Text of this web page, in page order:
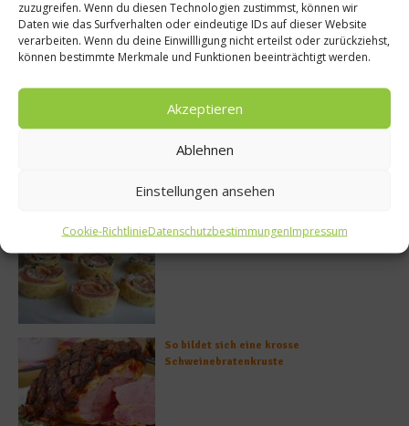
zuzugreifen. Wenn du diesen Technologien zustimmst, können wir
Daten wie das Surfverhalten oder eindeutige IDs auf dieser Website
verarbeiten. Wenn du deine Einwillligung nicht erteilst oder zurückziehst,
können bestimmte Merkmale und Funktionen beeinträchtigt werden.
Akzeptieren
Ablehnen
Einstellungen ansehen
Cookie-RichtlinieDatenschutzbestimmungenImpressum
Meistgelesen
Brotkruste auf Tomatenconfit und
Rezept: Lachs-Ei-Röllchen
So bildet sich eine krosse
Schweinebratenkruste